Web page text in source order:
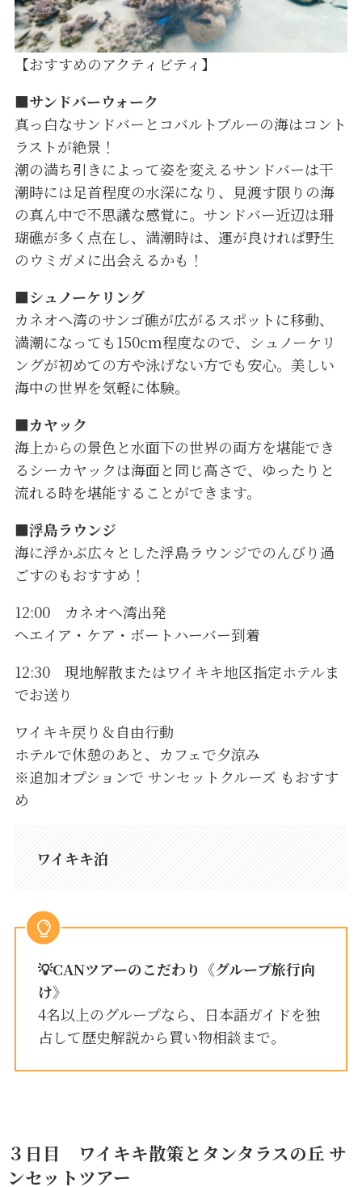
【おすすめのアクティビティ】
■サンドバーウォーク
真っ白なサンドバーとコバルトブルーの海はコント
ラストが絶景！
潮の満ち引きによって姿を変えるサンドバーは干
潮時には足首程度の水深になり、見渡す限りの海
の真ん中で不思議な感覚に。サンドバー近辺は珊
瑚礁が多く点在し、満潮時は、運が良ければ野生
のウミガメに出会えるかも！
■シュノーケリング
カネオヘ湾のサンゴ礁が広がるスポットに移動、
満潮になっても150cm程度なので、シュノーケリ
ングが初めての方や泳げない方でも安心。美しい
海中の世界を気軽に体験。
■カヤック
海上からの景色と水面下の世界の両方を堪能でき
るシーカヤックは海面と同じ高さで、ゆったりと
流れる時を堪能することができます。
■浮島ラウンジ
海に浮かぶ広々とした浮島ラウンジでのんびり過
ごすのもおすすめ！
12:00 カネオヘ湾出発
ヘエイア・ケア・ボートハーバー到着
12:30 現地解散またはワイキキ地区指定ホテルま
でお送り
ワイキキ戻り＆自由行動
ホテルで休憩のあと、カフェで夕涼み
※追加オプションで サンセットクルーズ もおすす
め
ワイキキ泊
💡CANツアーのこだわり 《グループ旅行向
け》
4名以上のグループなら、日本語ガイドを独
占して歴史解説から買い物相談まで。
３日目 ワイキキ散策とタンタラスの丘 サ
ンセットツアー